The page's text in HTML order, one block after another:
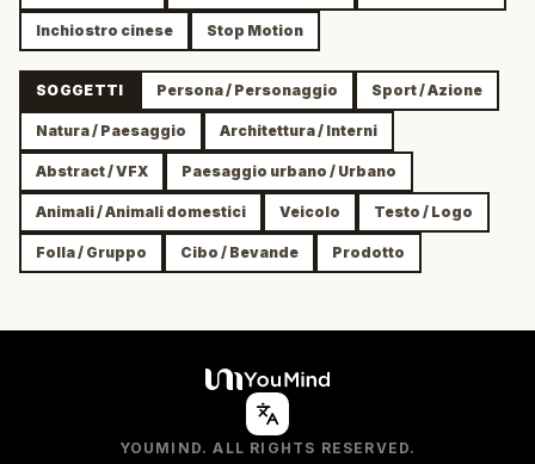
Inchiostro cinese Stop Motion
SOGGETTI Persona / Personaggio Sport / Azione
Natura / Paesaggio Architettura / Interni
Abstract / VFX Paesaggio urbano / Urbano
Animali / Animali domestici Veicolo Testo / Logo
Folla / Gruppo Cibo / Bevande Prodotto
YOUMIND. ALL RIGHTS RESERVED.